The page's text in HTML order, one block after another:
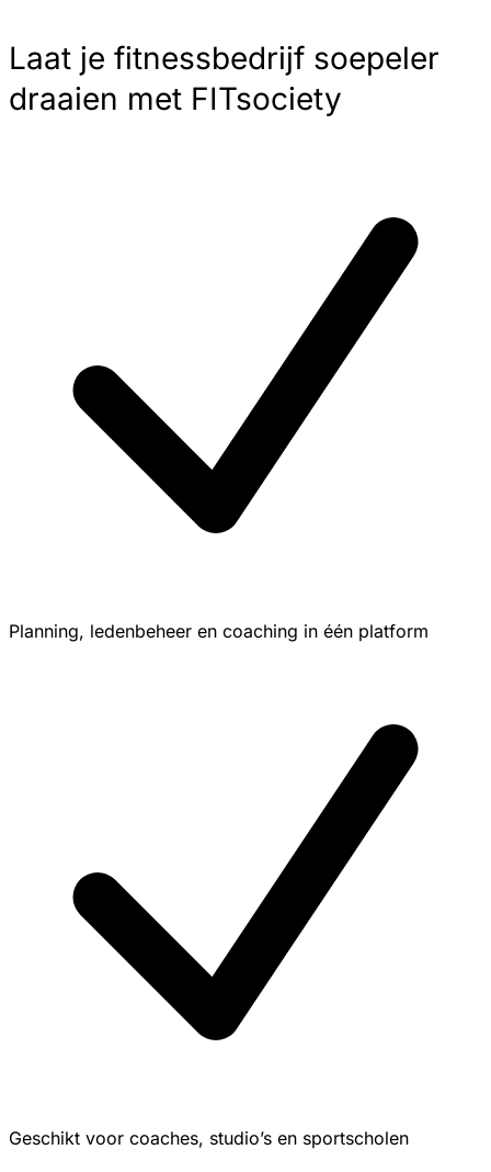
Laat je fitnessbedrijf soepeler
draaien met FITsociety
Planning, ledenbeheer en coaching in één platform
Geschikt voor coaches, studio’s en sportscholen